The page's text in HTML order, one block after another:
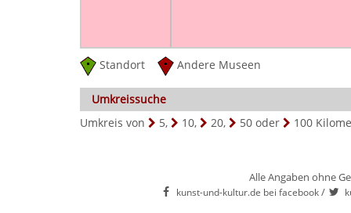
Standort Andere Museen
Umkreissuche
Umkreis von
5, 10, 20, 50 oder 100
Alle Angaben ohne
kunst-und-kultur.de bei facebook/